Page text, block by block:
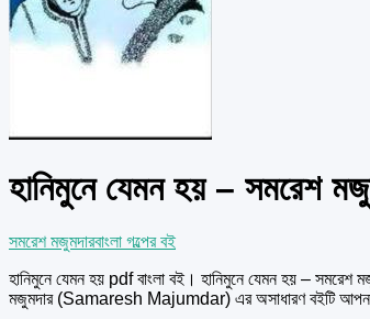
হানিমুনে যেমন হয় – সমরেশ
সমরেশ মজুমদারবাংলা গল্পের বই
হানিমুনে যেমন হয় pdf বাংলা বই। হানিমুনে যেমন হয় – সমরেশ
মজুমদার (Samaresh Majumdar) এর অসাধারণ বইটি